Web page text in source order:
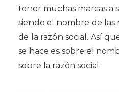
tener muchas marcas a
siendo el nombre de las
de la razón social. Así
se hace es sobre el
sobre la razón social.